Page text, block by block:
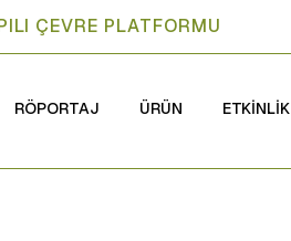
ÇEVRE PLATFORMU
RÖPORTAJ ÜRÜN ETKİNLİK